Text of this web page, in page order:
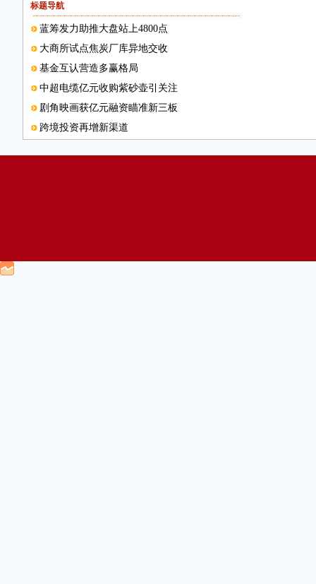
标题导航
蓝筹发力助推大盘站上4800点
大商所试点焦炭厂库异地交收
基金互认营造多赢格局
中超电缆亿元收购紫砂壶引关注
剧角映画获亿元融资瞄准新三板
跨境投资再增新渠道